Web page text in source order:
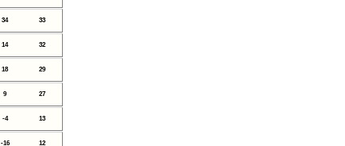
34 33
14 32
18 29
9 27
-4 13
-16 12